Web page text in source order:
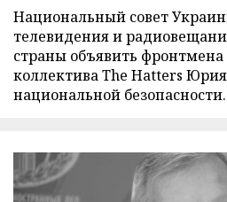
Национальный совет
телевидения и
страны объявить
коллектива The Hatters
национальной безопасности.